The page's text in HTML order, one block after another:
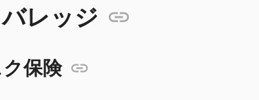
レッジ
保険